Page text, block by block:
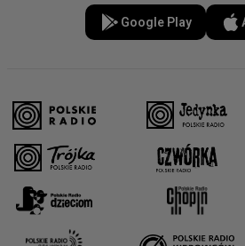
Google Play